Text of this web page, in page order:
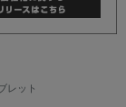
レット